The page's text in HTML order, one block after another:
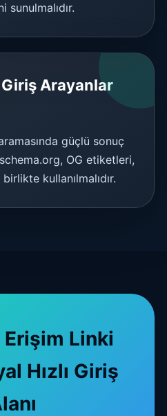
Arayanlar
güçlü sonuç
OG etiketleri,
kullanılmalıdır.
Linki
Hızlı Giriş